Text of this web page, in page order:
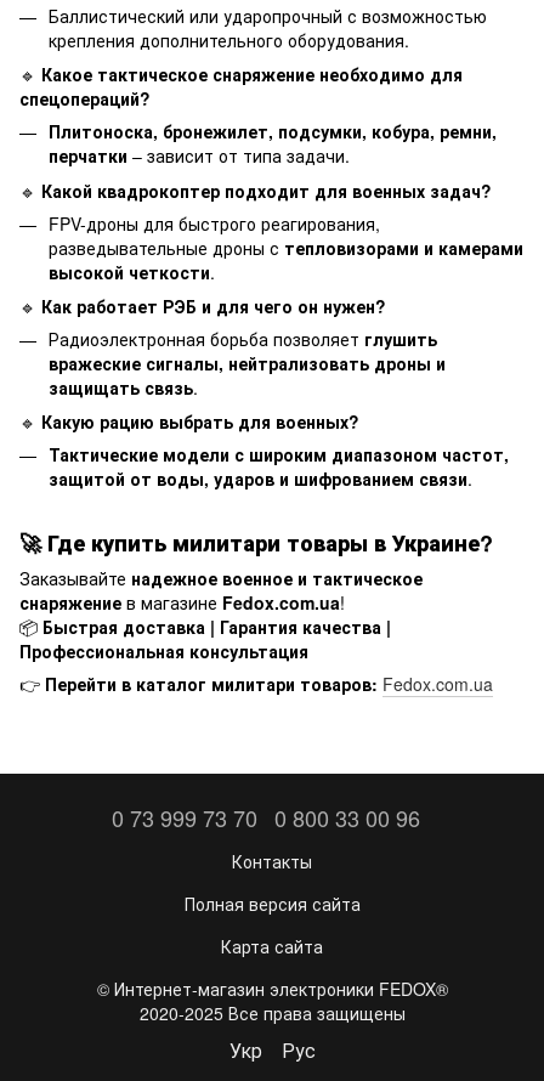
Баллистический или ударопрочный с возможностью
крепления дополнительного оборудования.
🔹 Какое тактическое снаряжение необходимо для
спецопераций?
Плитоноска, бронежилет, подсумки, кобура, ремни,
перчатки – зависит от типа задачи.
🔹 Какой квадрокоптер подходит для военных задач?
FPV-дроны для быстрого реагирования,
разведывательные дроны с тепловизорами и камерами
высокой четкости.
🔹 Как работает РЭБ и для чего он нужен?
Радиоэлектронная борьба позволяет глушить
вражеские сигналы, нейтрализовать дроны и
защищать связь.
🔹 Какую рацию выбрать для военных?
Тактические модели с широким диапазоном частот,
защитой от воды, ударов и шифрованием связи.
🚀Где купить милитари товары в Украине?
Заказывайте надежное военное и тактическое
снаряжение в магазине Fedox.com.ua!
📦 Быстрая доставка | Гарантия качества |
Профессиональная консультация
👉 Перейти в каталог милитари товаров: Fedox.com.ua
0 73 999 73 70 0 800 33 00 96
Контакты
Полная версия сайта
Карта сайта
©️ Интернет-магазин электроники FEDOX®
2020-2025 Все права защищены
Укр Рус